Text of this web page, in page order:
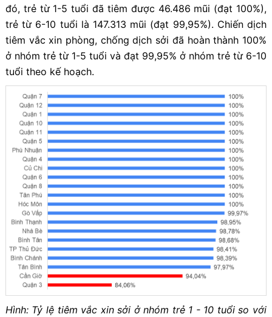
đó, trẻ từ 1-5 tuổi đã tiêm được 46.486 mũi (đạt 100%),
trẻ từ 6-10 tuổi là 147.313 mũi (đạt 99,95%). Chiến dịch
tiêm vắc xin phòng, chống dịch sởi đã hoàn thành 100%
ở nhóm trẻ từ 1-5 tuổi và đạt 99,95% ở nhóm trẻ từ 6-10
tuổi theo kế hoạch.
Hình: Tỷ lệ tiêm vắc xin sởi ở nhóm trẻ 1 - 10 tuổi so với